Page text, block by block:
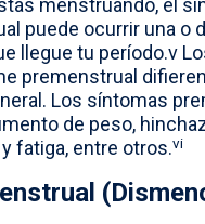
menstruando, el
puede ocurrir una o
llegue tu período.v
premenstrual
Los síntomas
de peso,
fatiga, entre otros.vi